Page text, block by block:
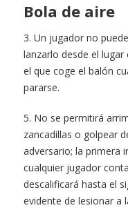
Bola de aire
3. Un jugador no
lanzarlo desde el
el que coge el balón
pararse.
5. No se permitirá
zancadillas o golpear
adversario; la primera
cualquier jugador
descalificará hasta el
evidente de lesionar a